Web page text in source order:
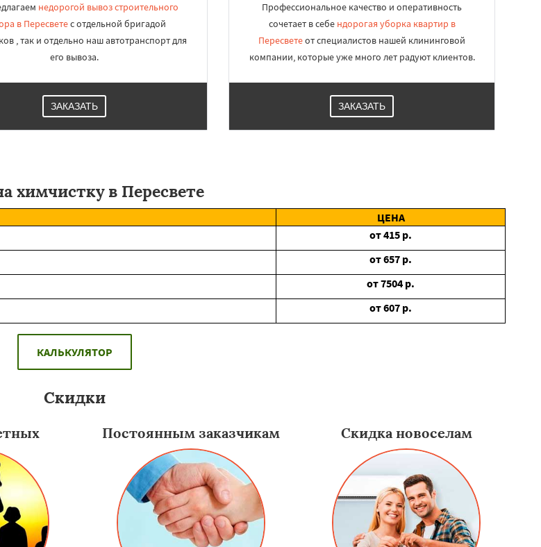
недорогой вывоз строительного
в Пересветес отдельной бригадой
, так и отдельно наш автотранспорт для
его вывоза.
ЗАКАЗАТЬ
Профессиональное качество и оперативность
сочетает в себе ндорогая уборка квартир в
Пересветеот специалистов нашей клининговой
компании, которые уже много лет радуют клиентов.
ЗАКАЗАТЬ
химчистку в Пересвете
ЦЕНА
от415 р.
от657 р.
от7504 р.
от607 р.
КАЛЬКУЛЯТОР
Скидки
Постоянным заказчикам Скидка новоселам